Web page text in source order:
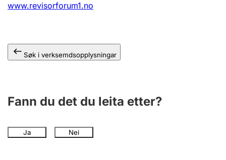
www.revisorforum1.no
Søk i verksemdsopplysningar
Fann du det du leita etter?
Ja Nei